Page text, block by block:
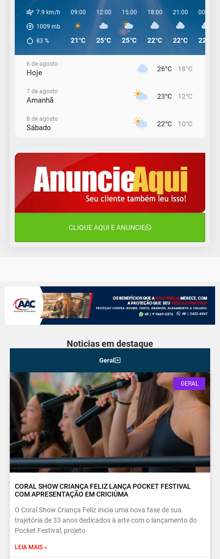
7.9 km/h
1009 mb
83 %
09:00
21°C
12:00
25°C
15:00
25°C
18:00
22°C
21:00
22°C
00:00
22°C
6 de agosto
Hoje 26°C 18°C
7 de agosto
Amanhã 23°C 12°C
8 de agosto
Sábado 22°C 10°C
Domingo 16°C 12°C
10 de agosto
Segunda-Feira
CLIQUE AQUI E ANUNCIE
Noticias em destaque
Geral
GERAL
CORAL SHOW CRIANÇA FELIZ LANÇA POCKET FESTIVAL
COM APRESENTAÇÃO EM CRICIÚMA
O Coral Show Criança Feliz inicia uma nova fase de sua
trajetória de 33 anos dedicados à arte com o lançamento do
Pocket Festival, projeto
LEIA MAIS »